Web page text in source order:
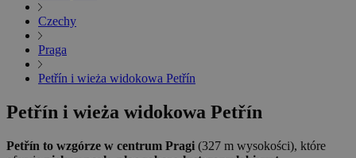
Czechy
Praga
Petřín i wieża widokowa Petřín
Petřín i wieża widokowa Petřín
Petřín to wzgórze w centrum Pragi (327 m wysokości), które